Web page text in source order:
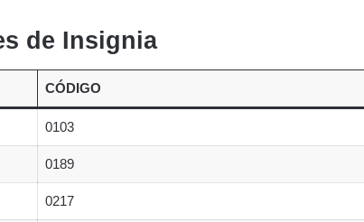
de Insignia
CÓDIGO
0103
0189
0217